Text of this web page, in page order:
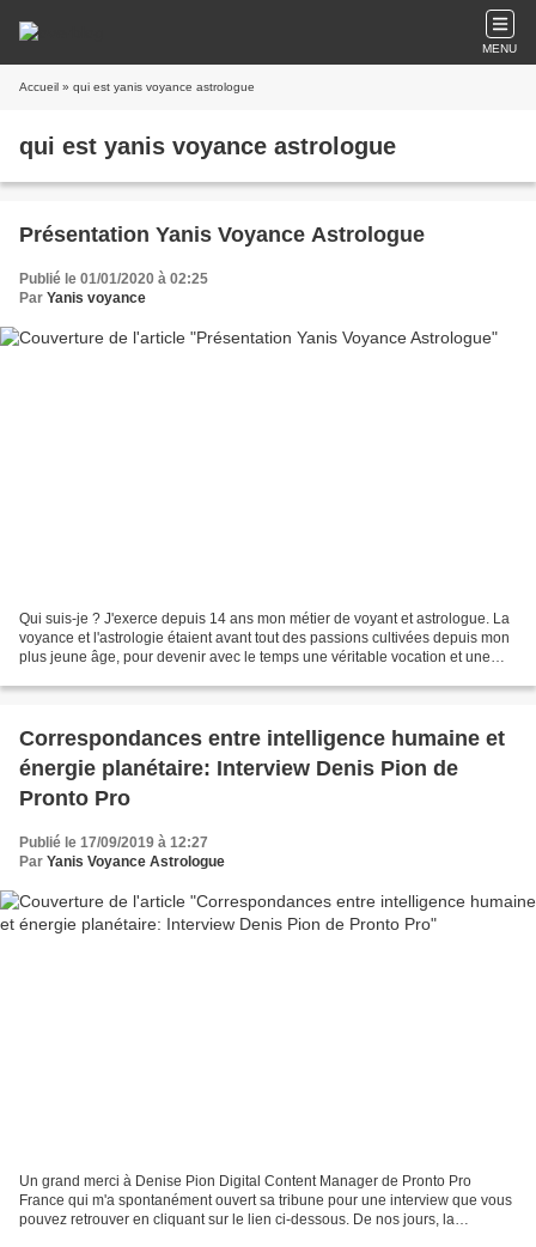
MENU
Accueil » qui est yanis voyance astrologue
qui est yanis voyance astrologue
Présentation Yanis Voyance Astrologue
Publié le 01/01/2020 à 02:25
Par Yanis voyance
Qui suis-je ? J'exerce depuis 14 ans mon métier de voyant et astrologue. La
voyance et l'astrologie étaient avant tout des passions cultivées depuis mon
plus jeune âge, pour devenir avec le temps une véritable vocation et une
Correspondances entre intelligence humaine et
énergie planétaire: Interview Denis Pion de
Pronto Pro
Publié le 17/09/2019 à 12:27
Par Yanis Voyance Astrologue
Un grand merci à Denise Pion Digital Content Manager de Pronto Pro
France qui m'a spontanément ouvert sa tribune pour une interview que vous
pouvez retrouver en cliquant sur le lien ci-dessous. De nos jours, la